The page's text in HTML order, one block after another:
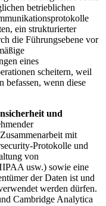
betrieblichen
ein strukturierter
die Führungsebene vor
eines
scheitern, weil
befassen, wenn diese
und
mit
Protokolle und
von
usw.) sowie eine
der Daten ist und
werden dürfen.
Cambridge Analytica